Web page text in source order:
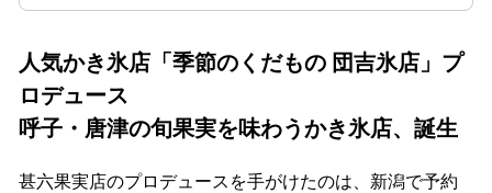
人気かき氷店「季節のくだもの 団吉氷店」プ
ロデュース
呼子・唐津の旬果実を味わうかき氷店、誕生
甚六果実店のプロデュースを手がけたのは、新潟で予約